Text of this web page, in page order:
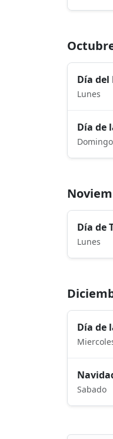
Día del
Lunes
Día de
Domingo
Día de
Lunes
Día de
Sabado